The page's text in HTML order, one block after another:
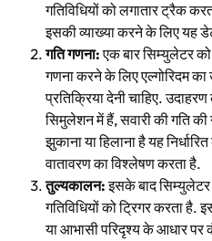
गतिविधियों को लगातार ट्रैक
इसकी व्याख्या करने के लिए यह
गति गणना:एक बार सिम्युलेटर को
गणना करने के लिए एल्गोरिदम
प्रतिक्रिया देनी चाहिए.
सिमुलेशन में हैं, सवारी की गति
झुकाना या हिलाना है यह
वातावरण का विश्लेषण करता है.
तुल्यकालन:इसके बाद
गतिविधियों को ट्रिगर करता है.
या आभासी परिदृश्य के आधार